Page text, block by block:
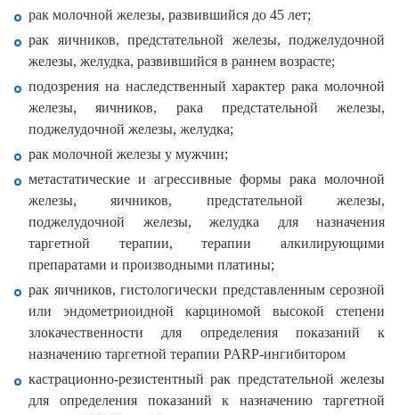
рак молочной железы, развившийся до 45 лет;
рак яичников, предстательной железы, поджелудочной
железы, желудка, развившийся в раннем возрасте;
подозрения на наследственный характер рака молочной
железы, яичников, рака предстательной железы,
поджелудочной железы, желудка;
рак молочной железы у мужчин;
метастатические и агрессивные формы рака молочной
железы, яичников, предстательной железы,
поджелудочной железы, желудка для назначения
таргетной терапии, терапии алкилирующими
препаратами и производными платины;
рак яичников, гистологически представленным серозной
или эндометриоидной карциномой высокой степени
злокачественности для определения показаний к
назначению таргетной терапии PARP-ингибитором
кастрационно-резистентный рак предстательной железы
для определения показаний к назначению таргетной